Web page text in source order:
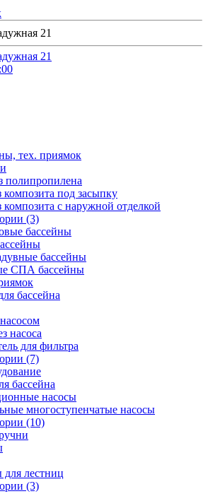
21
21
тех. приямок
полипропилена
композита под засыпку
композита с наружной отделкой
(3)
бассейны
бассейны
СПА бассейны
бассейна
насоса
для фильтра
(7)
бассейна
насосы
многоступенчатые насосы
(10)
лестниц
(3)